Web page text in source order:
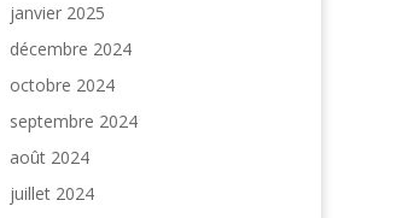
janvier 2025
décembre 2024
octobre 2024
septembre 2024
août 2024
juillet 2024